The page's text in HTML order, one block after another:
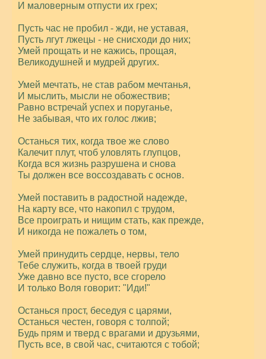
И маловерным отпусти их грех;
Пусть час не пробил - жди, не уставая,
Пусть лгут лжецы - не снисходи до них;
Умей прощать и не кажись, прощая,
Великодушней и мудрей других.
Умей мечтать, не став рабом мечтанья,
И мыслить, мысли не обожествив;
Равно встречай успех и поруганье,
Не забывая, что их голос лжив;
Останься тих, когда твое же слово
Калечит плут, чтоб уловлять глупцов,
Когда вся жизнь разрушена и снова
Ты должен все воссоздавать с основ.
Умей поставить в радостной надежде,
На карту все, что накопил с трудом,
Все проиграть и нищим стать, как прежде,
И никогда не пожалеть о том,
Умей принудить сердце, нервы, тело
Тебе служить, когда в твоей груди
Уже давно все пусто, все сгорело
И только Воля говорит: "Иди!"
Останься прост, беседуя с царями,
Останься честен, говоря с толпой;
Будь прям и тверд с врагами и друзьями,
Пусть все, в свой час, считаются с тобой;